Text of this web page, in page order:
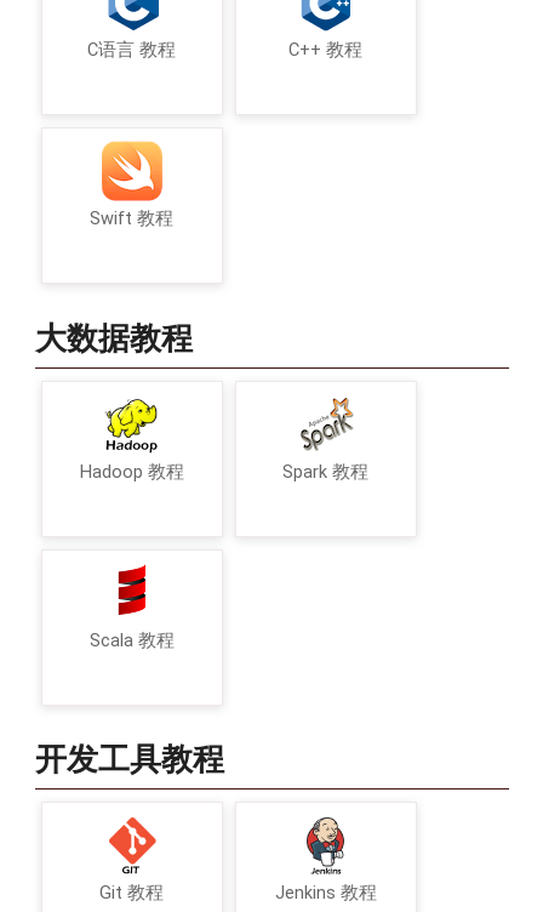
C语言 教程 C++ 教程
Swift 教程
大数据教程
Hadoop 教程 Spark 教程
Scala 教程
开发工具教程
Git 教程 Jenkins 教程